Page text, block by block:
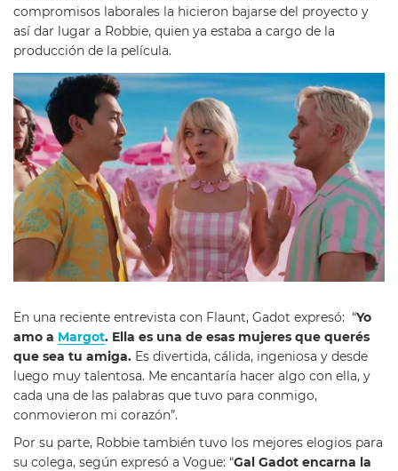
compromisos laborales la hicieron bajarse del proyecto y
así dar lugar a Robbie, quien ya estaba a cargo de la
producción de la película.
En una reciente entrevista con Flaunt, Gadot expresó: “Yo
amo a Margot. Ella es una de esas mujeres que querés
que sea tu amiga. Es divertida, cálida, ingeniosa y desde
luego muy talentosa. Me encantaría hacer algo con ella, y
cada una de las palabras que tuvo para conmigo,
conmovieron mi corazón”.
Por su parte, Robbie también tuvo los mejores elogios para
su colega, según expresó a Vogue: “Gal Gadot encarna la